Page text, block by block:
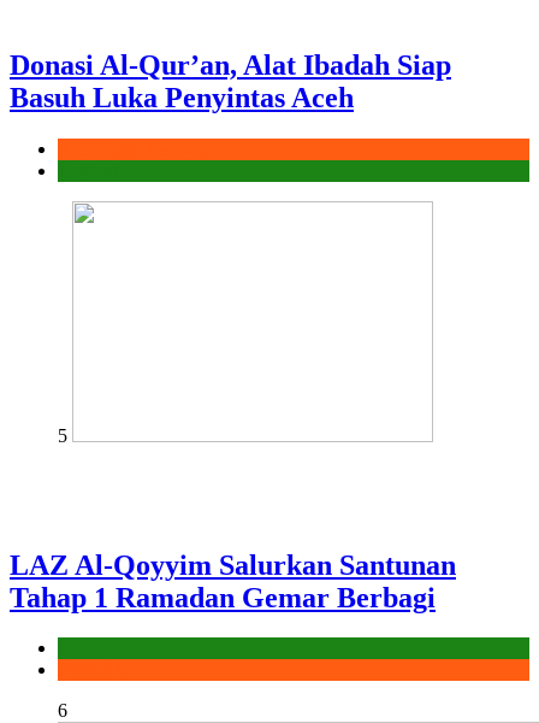
Donasi Al-Qur’an, Alat Ibadah Siap
Basuh Luka Penyintas Aceh
5
LAZ Al-Qoyyim Salurkan Santunan
Tahap 1 Ramadan Gemar Berbagi
6